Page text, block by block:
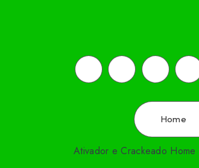
Home
Ativador e Crackeado Home